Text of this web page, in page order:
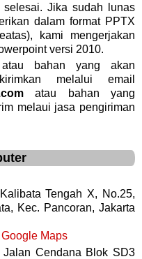
Jika sudah lunas
dalam format PPTX
kami mengerjakan
versi 2010.
bahan yang akan
melalui email
atau bahan yang
melaui jasa pengiriman
Tengah X, No.25,
Kec. Pancoran, Jakarta
Google Maps
Jalan Cendana Blok SD3